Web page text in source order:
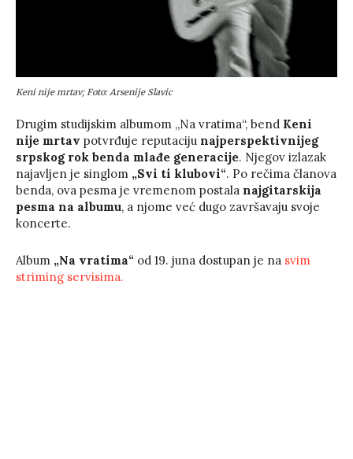
Keni nije mrtav; Foto: Arsenije Slavic
Drugim studijskim albumom „Na vratima“, bend Keni
nije mrtav potvrđuje reputaciju najperspektivnijeg
srpskog rok benda mlađe generacije. Njegov izlazak
najavljen je singlom „Svi ti klubovi“. Po rečima članova
benda, ova pesma je vremenom postala najgitarskija
pesma na albumu, a njome već dugo završavaju svoje
koncerte.
Album „Na vratima“ od 19. juna dostupan je na svim
striming servisima.